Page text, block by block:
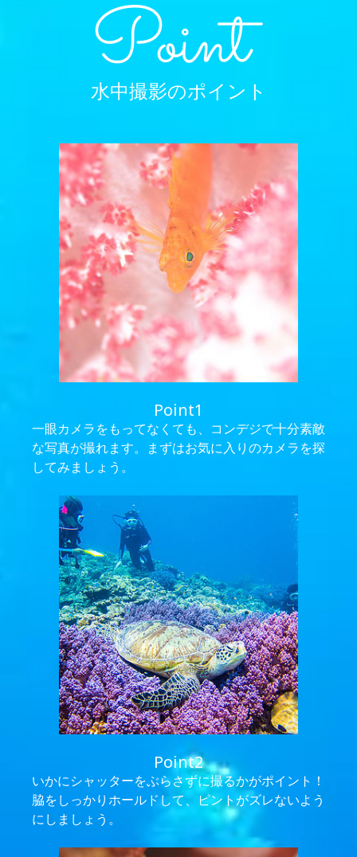
水中撮影のポイント
Point1
一眼カメラをもってなくても、コンデジで十分素敵
な写真が撮れます。まずはお気に入りのカメラを探
してみましょう。
Point2
いかにシャッターをぶらさずに撮るかがポイント！
脇をしっかりホールドして、ピントがズレないよう
にしましょう。